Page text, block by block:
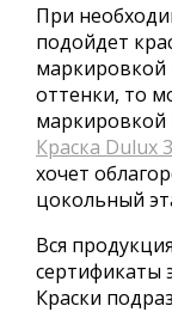
При
подойдет
маркировкой
оттенки, то
маркировкой
Краска Dulux
хочет
цокольный
Вся
сертификаты
Краски